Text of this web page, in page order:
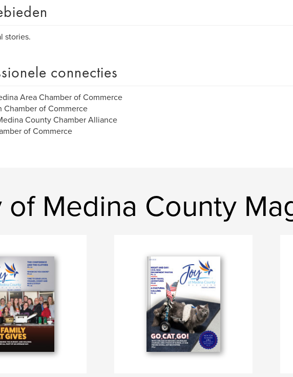
stories.
connecties
Area Chamber of Commerce
Chamber of Commerce
County Chamber Alliance
of Commerce
Medina County